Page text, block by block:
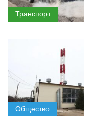
Транспорт
Общество